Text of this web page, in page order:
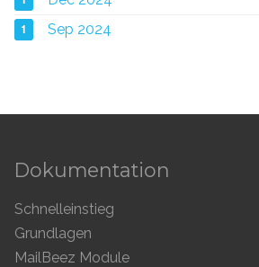
1 Sep 2024
Dokumentation
Schnelleinstieg
Grundlagen
MailBeez Module